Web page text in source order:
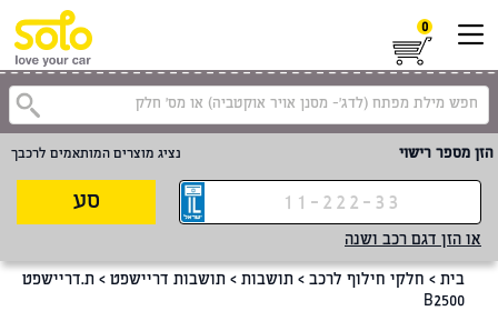
0
הזן מספר רישוי נציג מוצרים המותאמים לרכבך
סע
או הזן דגם רכב ושנה
בית > חלקי חילוף לרכב > תושבות > תושבות דריישפט > ת.דריישפט
B2500